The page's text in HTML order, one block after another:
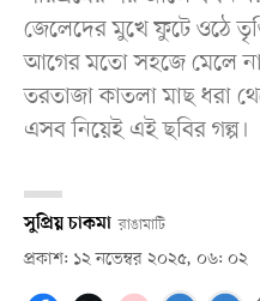
জেলেদের মুখে ফুটে ওঠে
আগের মতো সহজে মেলে না
তরতাজা কাতলা মাছ ধরা
এসব নিয়েই এই ছবির গল্প।
সুপ্রিয় চাকমা রাঙামাটি
প্রকাশ: ১২ নভেম্বর ২০২৫, ০৬: ০২